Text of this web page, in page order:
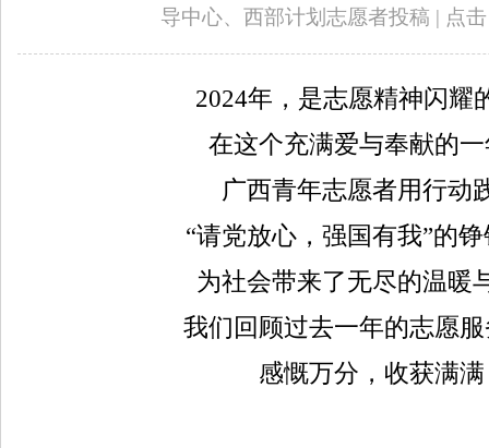
导中心、西部计划志愿者投稿 | 点
2024年，是志愿精神闪耀
在这个充满爱与奉献的
广西青年志愿者用行动
“请党放心，强国有我”的
为社会带来了无尽的温暖
我们回顾过去一年的志愿
感慨万分，收获满满